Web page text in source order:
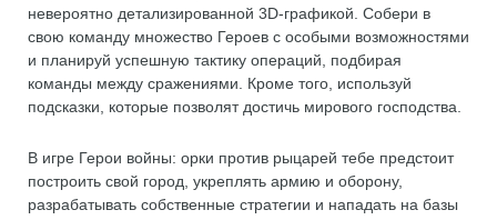
невероятно детализированной 3D-графикой. Собери в
свою команду множество Героев с особыми возможностями
и планируй успешную тактику операций, подбирая
команды между сражениями. Кроме того, используй
подсказки, которые позволят достичь мирового господства.
В игре Герои войны: орки против рыцарей тебе предстоит
построить свой город, укреплять армию и оборону,
разрабатывать собственные стратегии и нападать на базы